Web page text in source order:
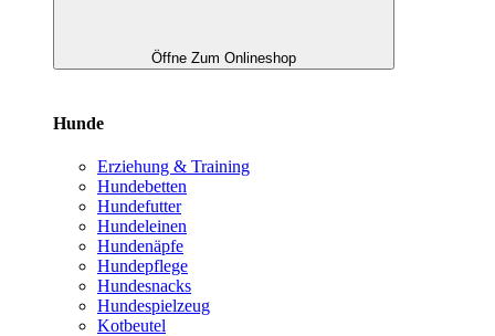
Öffne Zum Onlineshop
Hunde
Erziehung & Training
Hundebetten
Hundefutter
Hundeleinen
Hundenäpfe
Hundepflege
Hundesnacks
Hundespielzeug
Kotbeutel